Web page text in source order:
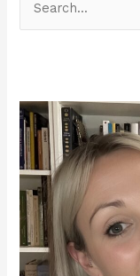
r
p
o
r
: